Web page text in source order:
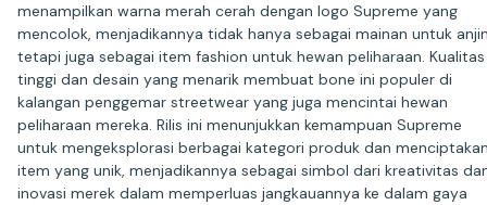
menampilkan warna merah cerah dengan logo Supreme yang
mencolok, menjadikannya tidak hanya sebagai mainan untuk
tetapi juga sebagai item fashion untuk hewan peliharaan. Kualitas
tinggi dan desain yang menarik membuat bone ini populer di
kalangan penggemar streetwear yang juga mencintai hewan
peliharaan mereka. Rilis ini menunjukkan kemampuan Supreme
untuk mengeksplorasi berbagai kategori produk dan
item yang unik, menjadikannya sebagai simbol dari kreativitas
inovasi merek dalam memperluas jangkauannya ke dalam gaya